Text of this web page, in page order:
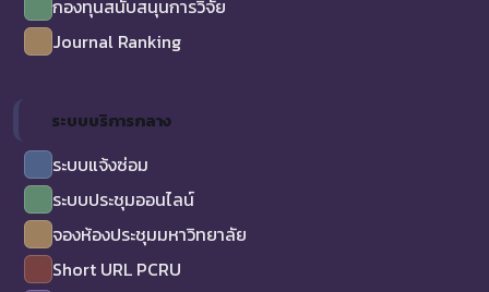
กองทุนสนับสนุนการวิจัย
Journal Ranking
ระบบบริการกลาง
ระบบแจ้งซ่อม
ระบบประชุมออนไลน์
จองห้องประชุมมหาวิทยาลัย
Short URL PCRU